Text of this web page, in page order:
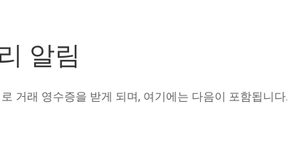
알림
거래 영수증을 받게 되며, 여기에는 다음이 포함됩니다.